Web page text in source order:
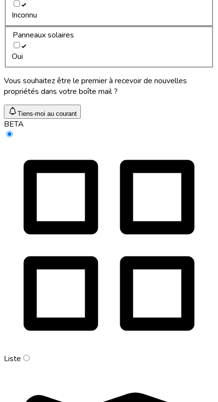
Inconnu
Panneaux solaires
Oui
Vous souhaitez être le premier à recevoir de nouvelles
propriétés dans votre boîte mail ?
Tiens-moi au courant
BETA
Liste